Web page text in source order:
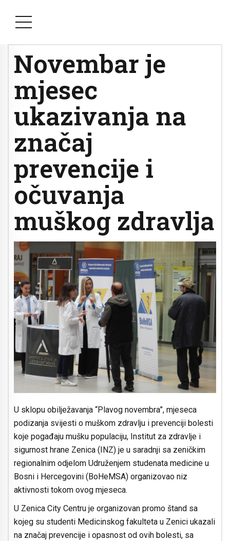
Novembar je
mjesec
ukazivanja na
značaj
prevencije i
očuvanja
muškog zdravlja
U sklopu obilježavanja “Plavog novembra”, mjeseca
podizanja svijesti o muškom zdravlju i prevenciji bolesti
koje pogađaju mušku populaciju, Institut za zdravlje i
sigurnost hrane Zenica (INZ) je u saradnji sa zeničkim
regionalnim odjelom Udruženjem studenata medicine u
Bosni i Hercegovini (BoHeMSA) organizovao niz
aktivnosti tokom ovog mjeseca.
U Zenica City Centru je organizovan promo štand sa
kojeg su studenti Medicinskog fakulteta u Zenici ukazali
na značaj prevencije i opasnost od ovih bolesti, sa